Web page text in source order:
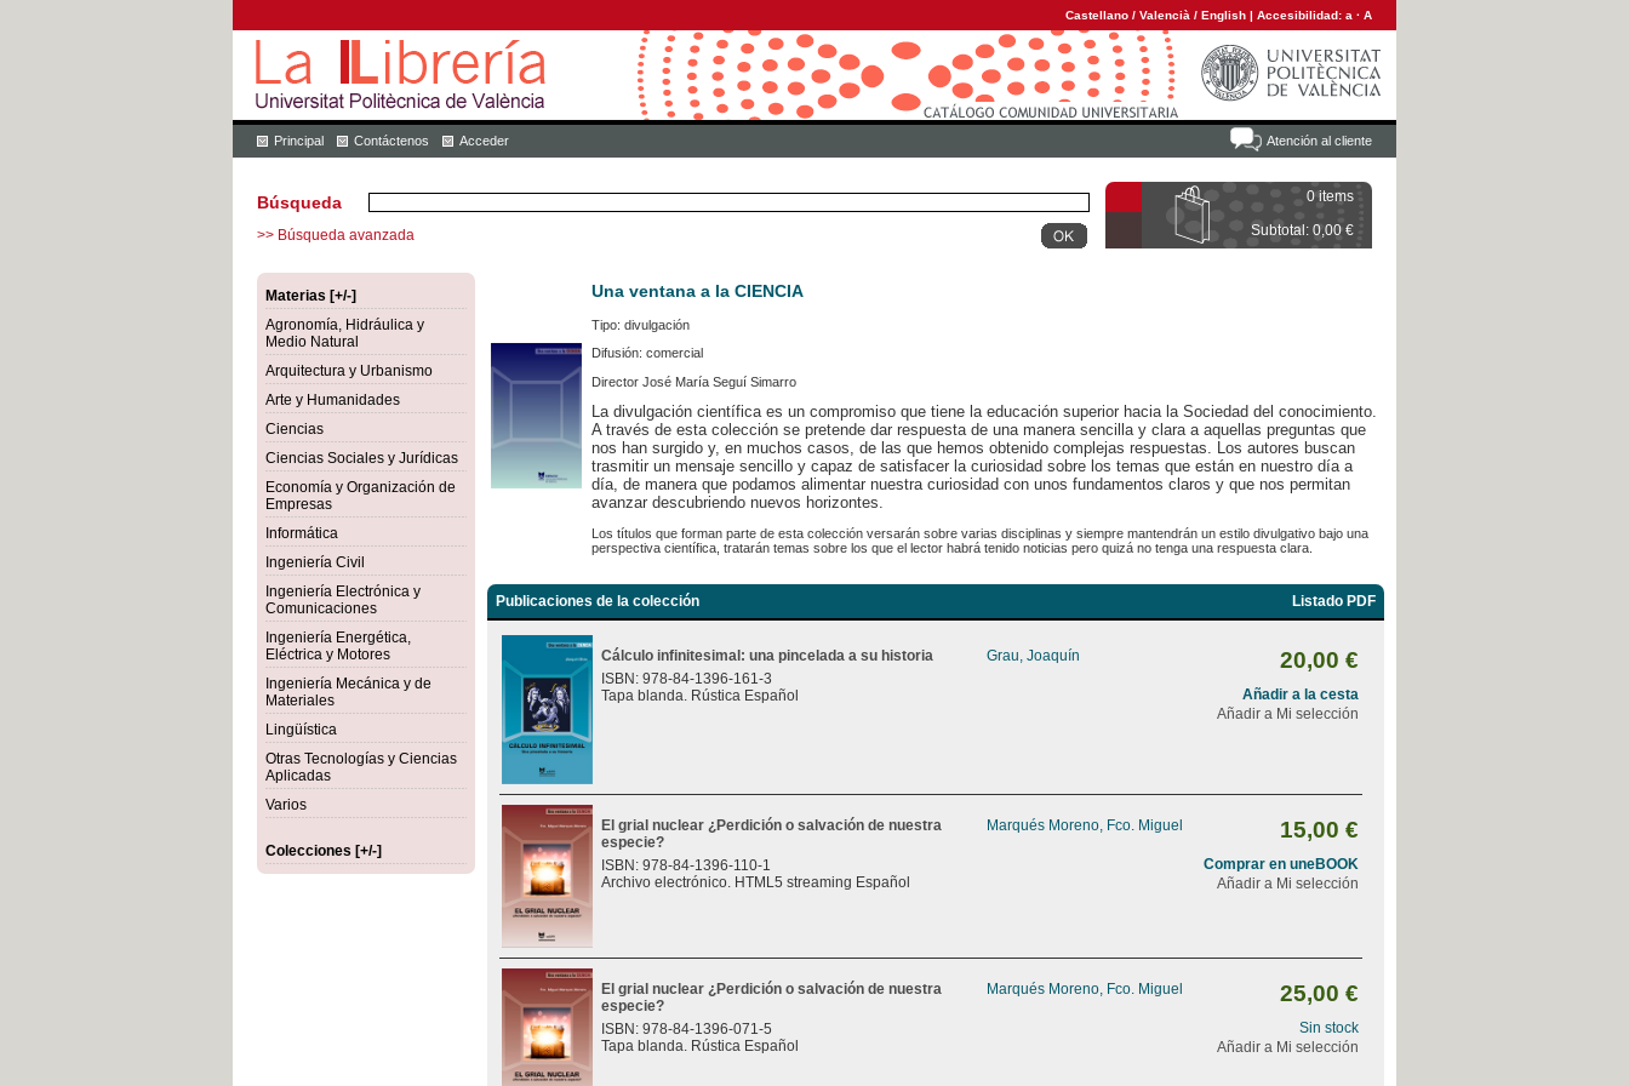
Castellano / Valencià / English | Accesibilidad: a · A
Atención al cliente
Principal Contáctenos Acceder
0 items
Subtotal: 0,00 €
Búsqueda
>> Búsqueda avanzada
Materias [+/-]
Agronomía, Hidráulica y
Medio Natural
Arquitectura y Urbanismo
Arte y Humanidades
Ciencias
Ciencias Sociales y Jurídicas
Economía y Organización de
Empresas
Informática
Ingeniería Civil
Ingeniería Electrónica y
Comunicaciones
Ingeniería Energética,
Eléctrica y Motores
Ingeniería Mecánica y de
Materiales
Lingüística
Otras Tecnologías y Ciencias
Aplicadas
Varios
Colecciones [+/-]
Una ventana a la CIENCIA
Tipo: divulgación
Difusión: comercial
Director José María Seguí Simarro
La divulgación científica es un compromiso que tiene la educación superior hacia la Sociedad del conocimiento.
A través de esta colección se pretende dar respuesta de una manera sencilla y clara a aquellas preguntas que
nos han surgido y, en muchos casos, de las que hemos obtenido complejas respuestas. Los autores buscan
trasmitir un mensaje sencillo y capaz de satisfacer la curiosidad sobre los temas que están en nuestro día a
día, de manera que podamos alimentar nuestra curiosidad con unos fundamentos claros y que nos permitan
avanzar descubriendo nuevos horizontes.
Los títulos que forman parte de esta colección versarán sobre varias disciplinas y siempre mantendrán un estilo divulgativo bajo una
perspectiva científica, tratarán temas sobre los que el lector habrá tenido noticias pero quizá no tenga una respuesta clara.
Publicaciones de la colección Listado PDF
Cálculo infinitesimal: una pincelada a su historia
ISBN: 978-84-1396-161-3
Tapa blanda. Rústica Español
Grau, Joaquín 20,00 €
Añadir a la cesta
Añadir a Mi selección
El grial nuclear ¿Perdición o salvación de nuestra
especie?
ISBN: 978-84-1396-110-1
Archivo electrónico. HTML5 streaming Español
Marqués Moreno, Fco. Miguel 15,00 €
Comprar en uneBOOK
Añadir a Mi selección
El grial nuclear ¿Perdición o salvación de nuestra
especie?
ISBN: 978-84-1396-071-5
Tapa blanda. Rústica Español
Marqués Moreno, Fco. Miguel 25,00 €
Sin stock
Añadir a Mi selección